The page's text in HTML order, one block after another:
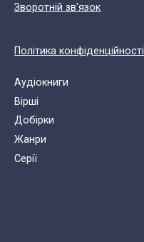
Зворотній зв'язок
Політика конфіденційності
Аудіокниги
Вірші
Добірки
Жанри
Cерії